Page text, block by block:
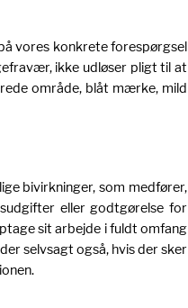
vores konkrete forespørgsel
ikke udløser pligt til at
område, blåt mærke, mild
bivirkninger, som medfører,
eller godtgørelse for
sit arbejde i fuldt omfang
selvsagt også, hvis der sker